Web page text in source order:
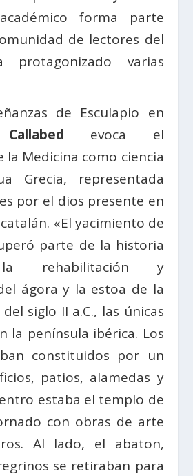
forma parte
de lectores del
varias
de Esculapio en
Callabed evoca el
la Medicina como ciencia
Grecia, representada
por el dios presente en
«El yacimiento de
parte de la historia
rehabilitación y
ágora y la estoa de la
siglo II a.C., las únicas
la península ibérica. Los
constituidos por un
patios, alamedas y
estaba el templo de
con obras de arte
Al lado, el abaton,
se retiraban para